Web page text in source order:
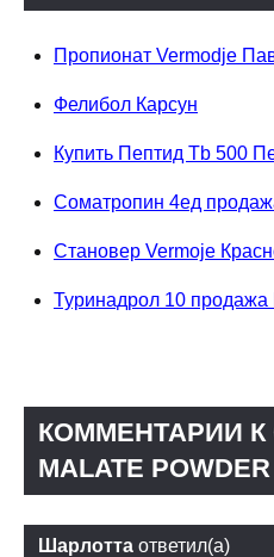
Пропионат Vermodje
Фелибол Карсун
Купить Пептид Tb 500
Cоматропин 4ед
Становер Vermoje
Туринадрол 10
КОММЕНТАРИИ К
MALATE
Шарлотта ответил(а)